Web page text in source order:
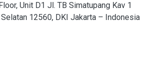
Unit D1 Jl. TB Simatupang Kav 1
12560, DKI Jakarta – Indonesia